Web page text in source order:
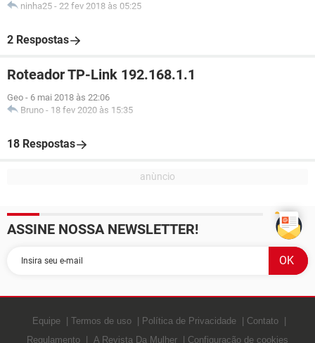
ninha25 - 22 fev 2018 às 05:25
2 Respostas
Roteador TP-Link 192.168.1.1
Geo - 6 mai 2018 às 22:06
Bruno - 18 fev 2020 às 15:35
18 Respostas
ASSINE NOSSA NEWSLETTER!
Equipe Termos de uso Política de Privacidade
Contato
Regulamento
A Revista Da Mulher Configuração de cookies